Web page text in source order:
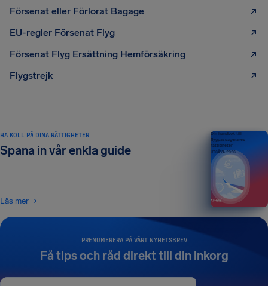
Försenat eller Förlorat Bagage
EU-regler Försenat Flyg
Försenat Flyg Ersättning Hemförsäkring
Flygstrejk
PRENUMERERA PÅ VÅRT NYHETSBREV
Få tips och råd direkt till din inkorg
HA KOLL PÅ DINA RÄTTIGHETER
Spana in vår enkla guide
Läs mer
Din handbok till
flygpassagerares
rättigheter
UTGÅVA 2026